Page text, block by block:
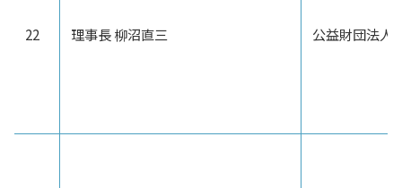
22 理事長 柳沼直三 公益財団法人